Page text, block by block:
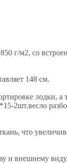
г/м2, со
148 см.
лодки, а
что
и внешнему виду.